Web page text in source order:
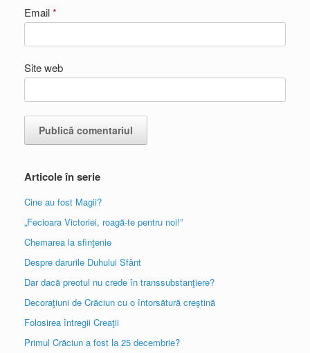
Email*
Site web
Articole în serie
Cine au fost Magii?
„Fecioara Victoriei, roagă-te pentru noi!”
Chemarea la sfinţenie
Despre darurile Duhului Sfânt
Dar dacă preotul nu crede în transsubstanţiere?
Decoraţiuni de Crăciun cu o întorsătură creştină
Folosirea întregii Creaţii
Primul Crăciun a fost la 25 decembrie?